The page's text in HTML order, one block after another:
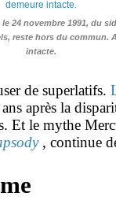
24 novembre 1991, du
reste hors du commun.
intacte.
de superlatifs.
après la
Et le mythe
, continue